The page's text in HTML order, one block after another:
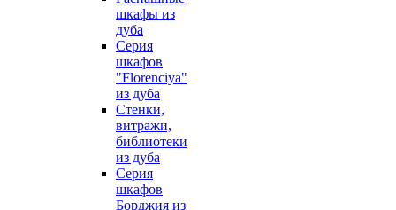
шкафы из
дуба
Серия
шкафов
"Florenciya"
из дуба
Стенки,
витражи,
библиотеки
из дуба
Серия
шкафов
Борджия из